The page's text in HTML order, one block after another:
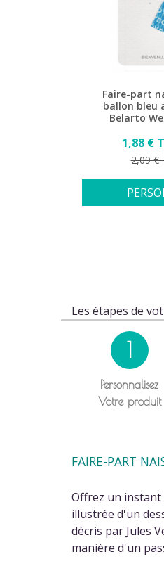
Faire-part
ballon bleu
Belarto
1,88 €
Prix
2,09 €
Les étapes de
1
Personnalisez
Votre produit
FAIRE-PART
Offrez un instant
illustrée d'un
décris par Jules
manière d'un